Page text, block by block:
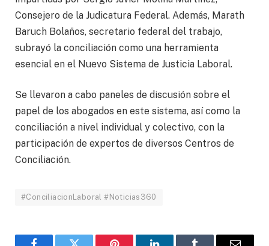
Consejero de la Judicatura Federal. Además, Marath
Baruch Bolaños, secretario federal del trabajo,
subrayó la conciliación como una herramienta
esencial en el Nuevo Sistema de Justicia Laboral.
Se llevaron a cabo paneles de discusión sobre el
papel de los abogados en este sistema, así como la
conciliación a nivel individual y colectivo, con la
participación de expertos de diversos Centros de
Conciliación.
#ConciliacionLaboral #Noticias360